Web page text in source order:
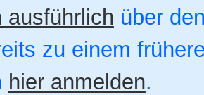
ausführlich über
zu einem
hier anmelden.